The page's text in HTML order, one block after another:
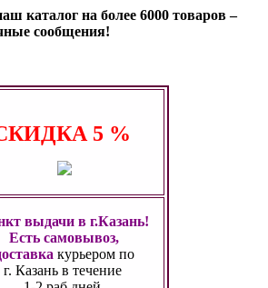
каталог на более 6000 товаров –
сообщения!
5 %
выдачи в г.Казань!
Есть самовывоз,
курьером по
г. Казань в течение